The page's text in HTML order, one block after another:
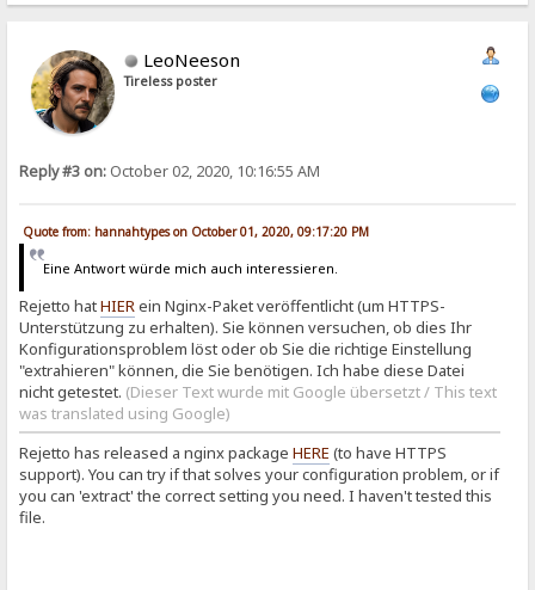
LeoNeeson
Tireless poster
Reply #3 on: October 02, 2020, 10:16:55 AM
Quote from: hannahtypes on October 01, 2020, 09:17:20 PM
Eine Antwort würde mich auch interessieren.
Rejetto hatHIERein Nginx-Paket veröffentlicht (um HTTPS-
Unterstützung zu erhalten). Sie können versuchen, ob dies Ihr
Konfigurationsproblem löst oder ob Sie die richtige Einstellung
"extrahieren" können, die Sie benötigen. Ich habe diese Datei
nicht getestet. (Dieser Text wurde mit Google übersetzt / This text
was translated using Google)
Rejetto has released a nginx packageHERE (to have HTTPS
support). You can try if that solves your configuration problem, or if
you can 'extract' the correct setting you need. I haven't tested this
file.